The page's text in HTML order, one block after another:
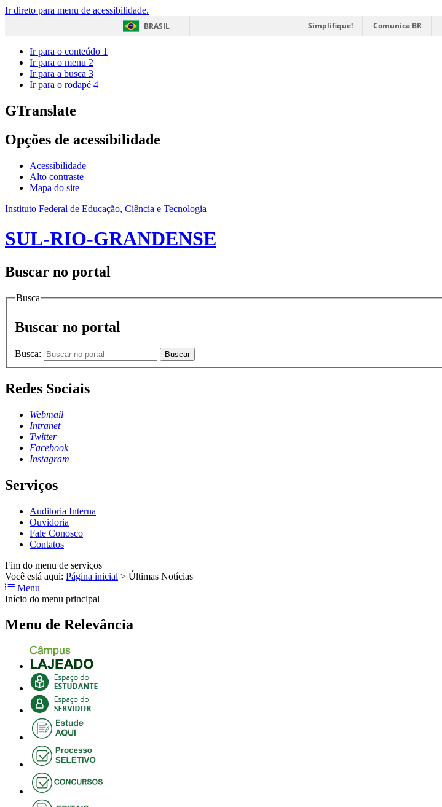
Ir direto para menu de acessibilidade.
BRASIL
Simplifique! Comunica BR
Ir para o conteúdo 1
Ir para o menu 2
Ir para a busca 3
Ir para o rodapé 4
GTranslate
Opções de acessibilidade
Acessibilidade
Alto contraste
Mapa do site
Instituto Federal de Educação, Ciência e Tecnologia
SUL-RIO-GRANDENSE
Buscar no portal
Busca
Buscar no portal
Busca: Buscar
Redes Sociais
Webmail
Intranet
Twitter
Facebook
Instagram
Serviços
Auditoria Interna
Ouvidoria
Fale Conosco
Contatos
Fim do menu de serviços
Você está aqui: Página inicial > Últimas Notícias
Menu
Início do menu principal
Menu de Relevância